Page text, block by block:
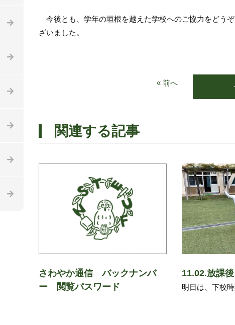
今後とも、学年の垣根を越えた学校へのご協力をどう
ざいました。
« 前へ
関連する記事
さわやか通信 バックナンバ
ー 閲覧パスワード
11.02.放課
明日は、下校